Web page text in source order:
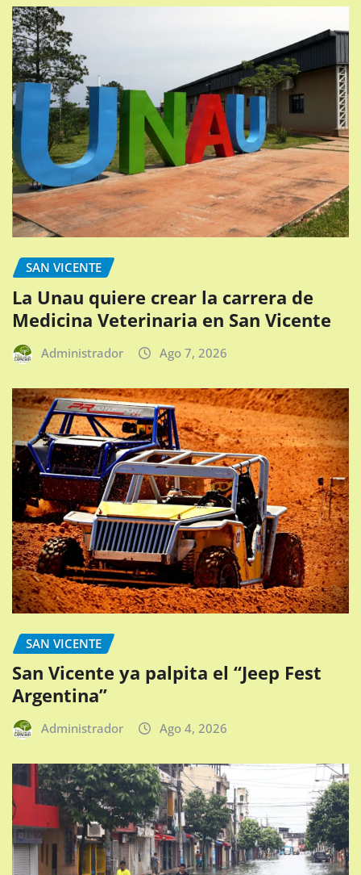
SAN VICENTE
La Unau quiere crear la carrera de
Medicina Veterinaria en San Vicente
Administrador Ago 7, 2026
SAN VICENTE
San Vicente ya palpita el “Jeep Fest
Argentina”
Administrador Ago 4, 2026